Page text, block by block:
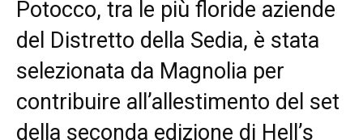
Potocco, tra le più floride aziende
del Distretto della Sedia, è stata
selezionata da Magnolia per
contribuire all’allestimento del set
della seconda edizione di Hell’s